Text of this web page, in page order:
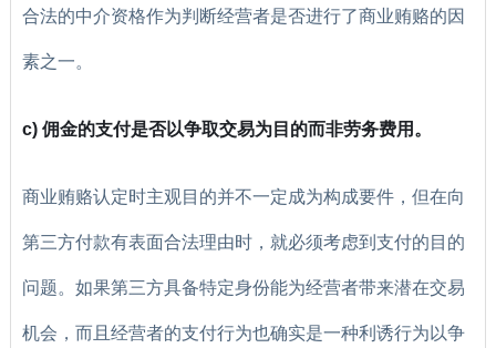
合法的中介资格作为判断经营者是否进行了商业贿赂的因
素之一。
c) 佣金的支付是否以争取交易为目的而非劳务费用。
商业贿赂认定时主观目的并不一定成为构成要件，但在向
第三方付款有表面合法理由时，就必须考虑到支付的目的
问题。如果第三方具备特定身份能为经营者带来潜在交易
机会，而且经营者的支付行为也确实是一种利诱行为以争